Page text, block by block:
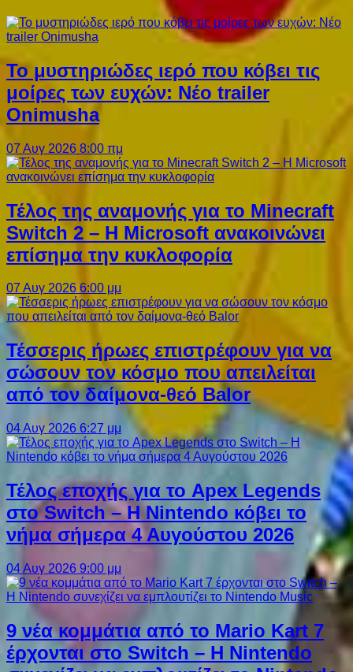
Το μυστηριώδες ιερό που κόβει τις
μοίρες των ευχών: Νέο trailer
Onimusha
07 Αυγ 2026 8:00 πμ
Τέλος της αναμονής για το Minecraft
Switch 2 – Η Microsoft ανακοινώνει
επίσημα την κυκλοφορία
07 Αυγ 2026 6:00 μμ
Τέσσερις ήρωες επιστρέφουν για να
σώσουν τον κόσμο που απειλείται
από τον δαίμονα-θεό Balor
04 Αυγ 2026 6:27 μμ
Τέλος εποχής για το Apex Legends
στο Switch – Η Nintendo κόβει το
νήμα σήμερα 4 Αυγούστου 2026
04 Αυγ 2026 9:00 μμ
9 νέα κομμάτια από το Mario Kart 7
έρχονται στο Switch – Η Nintendo